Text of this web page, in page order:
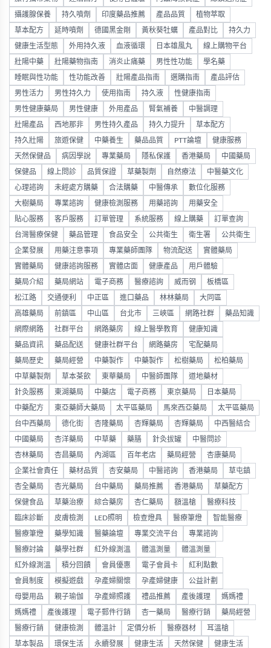
攝護腺保養 持久噴劑 印度藥品推薦 產品品質 植物萃取
草本配方 延時噴劑 德國黑金剛 黃秋葵牡蠣 產品對比 持久力
健康生活型態 外用持久液 血液循環 日本雄風丸 線上購物平台
壯陽中藥 壯陽藥物指南 消炎止痛藥 男性性功能 學名藥
睡眠與性功能 性功能改善 壯陽產品指南 選購指南 產品評估
男性活力 男性持久力 使用指南 持久液 性健康指南
男性健康藥局 男性健康 外用產品 腎氣補養 中醫調理
壯陽產品 西地那非 男性持久產品 持久力提升 草本配方
持久壯陽 旅遊保健 中藥養生 藥品品質 PTT論壇 健康服務
天然保健品 病因學說 專業藥局 隱私保護 香港藥局 中國藥局
保健品 線上問診 品質保證 草藥製劑 自然療法 中醫藥文化
心理諮詢 未經處方購藥 合法購藥 中醫傳承 數位化服務
大樹藥局 專業諮詢 健康檢測服務 用藥諮詢 用藥安全
貼心服務 客戶服務 訂單管理 系統服務 線上購藥 訂單查詢
台灣醫療保健 藥品管理 食品安全 公共衛生 衛生署 公共衛生
企業發展 用藥注意事項 專業藥師團隊 物流配送 實體藥局
實體藥局 健康諮詢服務 實體店面 健康產品 用戶體驗
藥局介紹 藥局網站 電子商務 醫療諮詢 威而钢 板橋區
松江路 交通便利 中正區 進口藥品 林林藥局 大同區
高雄藥局 前鎮區 中山區 台北市 三峽區 網路社群 藥品知識
網際網路 社群平台 網路藥房 線上醫學教育 健康知識
藥品資訊 藥品配送 健康社群平台 網路藥房 宅配藥局
藥局歷史 藥局經營 中藥製作 中藥製作 松樹藥局 松柏藥局
中草藥製劑 草本茶飲 東華藥局 中醫師團隊 道地藥材
針灸服務 東湖藥局 中藥店 電子商務 東京藥局 日本藥局
中藥配方 東亞藥師大藥局 太平區藥局 馬來西亞藥局 太平區藥局
台中西藥局 德化街 杏隆藥局 杏輝藥局 杏輝藥局 中西醫結合
中國藥局 杏洋藥局 中草藥 藥膳 針灸拔罐 中醫問診
杏林藥局 杏昌藥局 內湖區 百年老店 藥局經營 杏康藥局
企業社會責任 藥材品質 杏安藥局 中醫諮詢 香港藥局 草屯鎮
杏全藥局 杏光藥局 台中藥局 藥局推薦 香港藥局 草藥配方
保健食品 草藥治療 綜合藥房 杏仁藥局 額溫槍 醫療科技
臨床診斷 皮膚檢測 LED照明 檢查燈具 醫療筆燈 智能醫療
醫療筆燈 藥學知識 醫藥論壇 專業交流平台 專業諮詢
醫療討論 藥學社群 紅外線測溫 體溫測量 體溫測量
紅外線測溫 積分回饋 會員優惠 電子會員卡 紅利點數
會員制度 模擬遊戲 孕產婦關懷 孕產婦健康 公益計劃
母嬰用品 親子瑜伽 孕產婦照護 禮品推薦 產後護理 媽媽禮
媽媽禮 產後護理 電子郵件行銷 杏一藥局 醫療行銷 藥局經營
醫療行銷 健康檢測 體溫計 定價分析 醫療器材 耳溫槍
草本製品 環保生活 永續發展 健康生活 天然保健 健康生活